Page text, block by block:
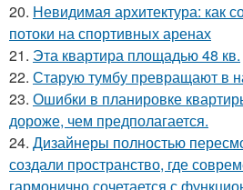
20. Невидимая архитектура: как
потоки на спортивных аренах
21. Эта квартира площадью 48 кв.
22. Старую тумбу превращают в
23. Ошибки в планировке
дороже, чем предполагается.
24. Дизайнеры полностью
создали пространство, где
гармонично сочетается с